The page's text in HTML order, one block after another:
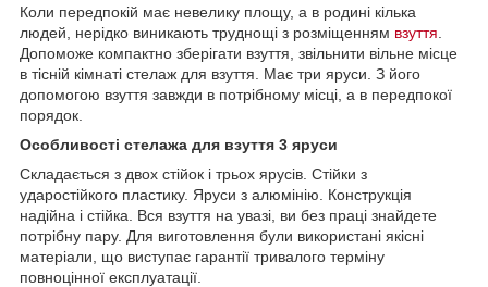
Коли передпокій має невелику площу, а в родині кілька
людей, нерідко виникають труднощі з розміщенням взуття
Допоможе компактно зберігати взуття, звільнити вільне місце
в тісній кімнаті стелаж для взуття. Має три яруси. З його
допомогою взуття завжди в потрібному місці, а в передпокої
порядок.
Особливості стелажа для взуття 3 яруси
Складається з двох стійок і трьох ярусів. Стійки з
ударостійкого пластику. Яруси з алюмінію. Конструкція
надійна і стійка. Вся взуття на увазі, ви без праці знайдете
потрібну пару. Для виготовлення були використані якісні
матеріали, що виступає гарантії тривалого терміну
повноцінної експлуатації.